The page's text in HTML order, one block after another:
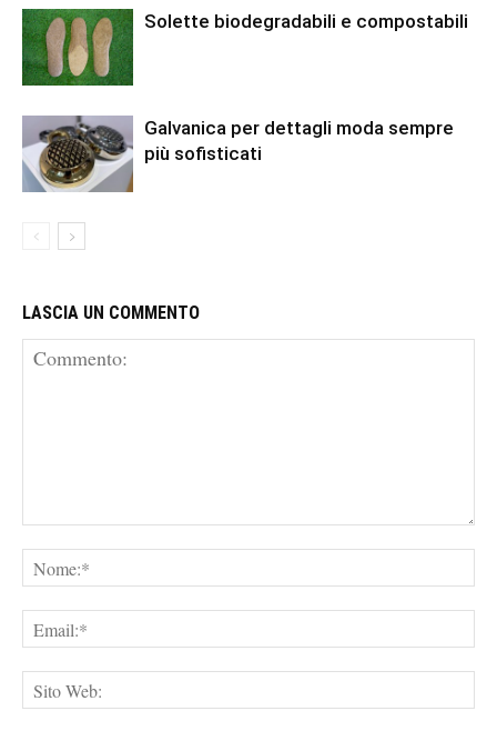
Solette biodegradabili e compostabili
Galvanica per dettagli moda sempre
più sofisticati
LASCIA UN COMMENTO